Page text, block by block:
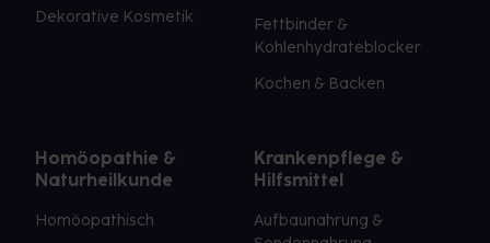
Dekorative Kosmetik
Fettbinder &
Kohlenhydrateblocker
Kochen & Backen
Homöopathie &
Naturheilkunde
Homöopathisch
Krankenpflege &
Hilfsmittel
Aufbaunahrung &